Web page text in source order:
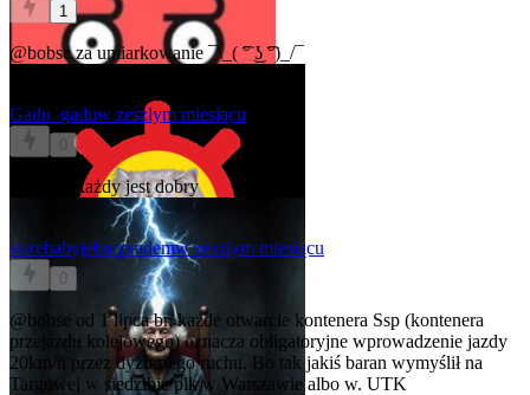
1
@bobseza umiarkowanie ¯\_( ͡° ͜ʖ ͡°)_/¯
Gadu_gaduw zeszłym miesiącu
0
każdy jest dobry
starebabyjebacprademw zeszłym miesiącu
0
@bobse od 1 lipca br, każde otwarcie kontenera Ssp (kontenera
przejazdu kolejowego) oznacza obligatoryjne wprowadzenie jazdy
20km/h przez dyżurnego ruchu. Bo tak jakiś baran wymyślił na
Targowej w siedzibie plk w Warszawie albo w. UTK